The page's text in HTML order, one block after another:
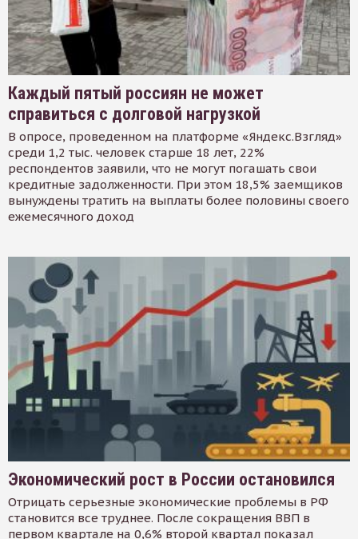
Каждый пятый россиян не может
справиться с долговой нагрузкой
В опросе, проведенном на платформе «Яндекс.Взгляд»
среди 1,2 тыс. человек старше 18 лет, 22%
респондентов заявили, что не могут погашать свои
кредитные задолженности. При этом 18,5% заемщиков
вынуждены тратить на выплаты более половины своего
ежемесячного доход
Экономический рост в России остановился
Отрицать серьезные экономические проблемы в РФ
становится все труднее. После сокращения ВВП в
первом квартале на 0,6% второй квартал показал